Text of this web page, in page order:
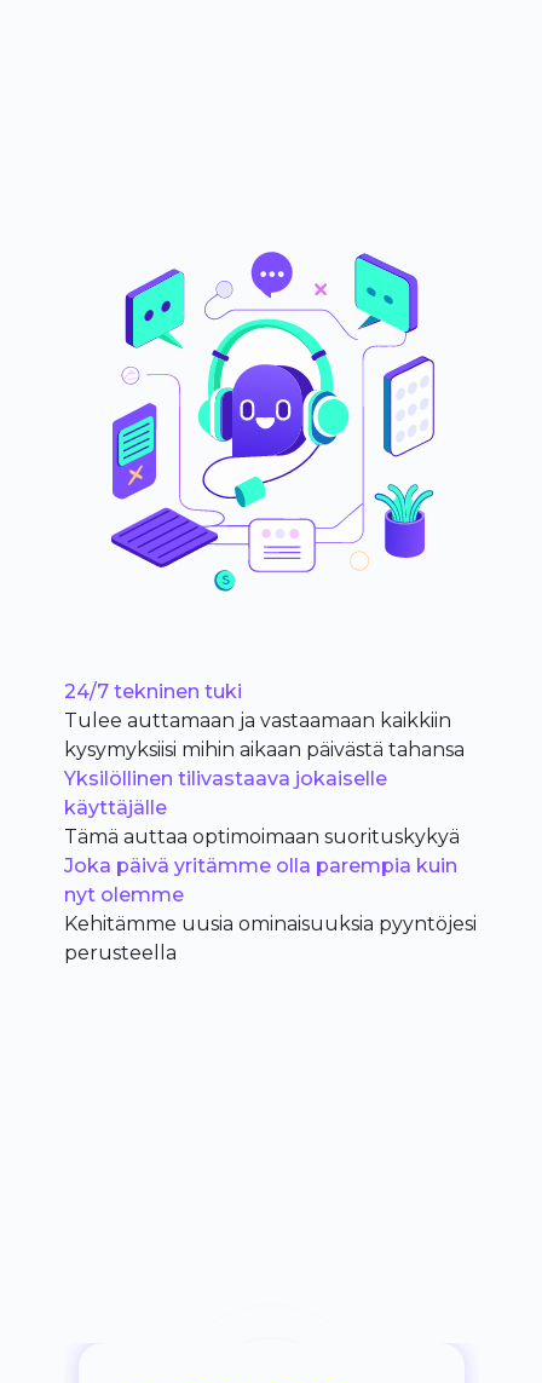
24/7 tekninen tuki
Tulee auttamaan ja vastaamaan kaikkiin
kysymyksiisi mihin aikaan päivästä tahansa
Yksilöllinen tilivastaava jokaiselle
käyttäjälle
Tämä auttaa optimoimaan suorituskykyä
Joka päivä yritämme olla parempia kuin
nyt olemme
Kehitämme uusia ominaisuuksia pyyntöjesi
perusteella